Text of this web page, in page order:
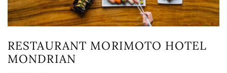
RESTAURANT MORIMOTO HOTEL
MONDRIAN